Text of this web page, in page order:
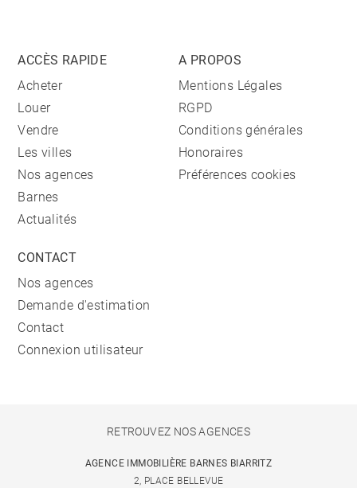
ACCÈS RAPIDE
Acheter
Louer
Vendre
Les villes
Nos agences
Barnes
Actualités
A PROPOS
Mentions Légales
RGPD
Conditions générales
Honoraires
Préférences cookies
CONTACT
Nos agences
Demande d'estimation
Contact
Connexion utilisateur
RETROUVEZ NOS AGENCES
AGENCE IMMOBILIÈRE BARNES BIARRITZ
2, PLACE BELLEVUE